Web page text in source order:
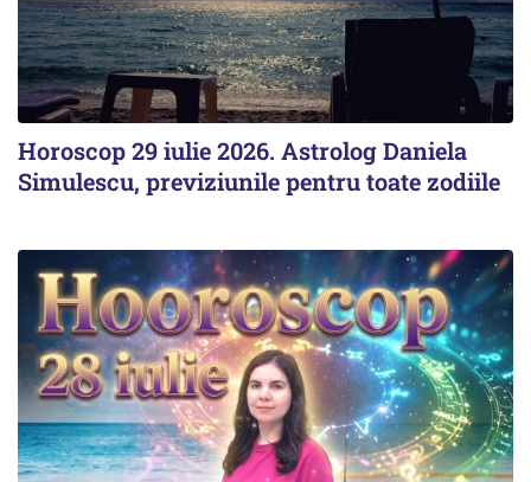
Horoscop 29 iulie 2026. Astrolog Daniela
Simulescu, previziunile pentru toate zodiile